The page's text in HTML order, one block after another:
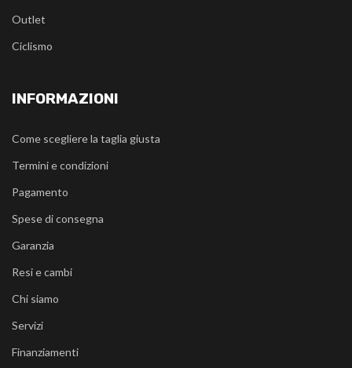
Outlet
Ciclismo
INFORMAZIONI
Come scegliere la taglia giusta
Termini e condizioni
Pagamento
Spese di consegna
Garanzia
Resi e cambi
Chi siamo
Servizi
Finanziamenti